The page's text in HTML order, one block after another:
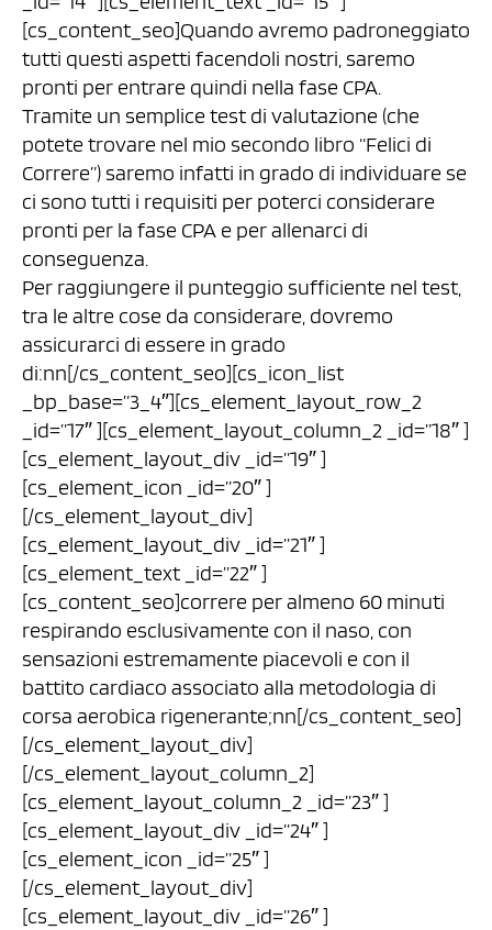
[cs_content_seo]Quando avremo padroneggiato
tutti questi aspetti facendoli nostri, saremo
pronti per entrare quindi nella fase CPA.
Tramite un semplice test di valutazione (che
potete trovare nel mio secondo libro “Felici di
Correre”) saremo infatti in grado di individuare se
ci sono tutti i requisiti per poterci considerare
pronti per la fase CPA e per allenarci di
conseguenza.
Per raggiungere il punteggio sufficiente nel test,
tra le altre cose da considerare, dovremo
assicurarci di essere in grado
di:nn[/cs_content_seo][cs_icon_list
_bp_base=”3_4″][cs_element_layout_row_2
_id=”17″ ][cs_element_layout_column_2 _id=”18″ ]
[cs_element_layout_div _id=”19″ ]
[cs_element_icon _id=”20″ ]
[/cs_element_layout_div]
[cs_element_layout_div _id=”21″ ]
[cs_element_text _id=”22″ ]
[cs_content_seo]correre per almeno 60 minuti
respirando esclusivamente con il naso, con
sensazioni estremamente piacevoli e con il
battito cardiaco associato alla metodologia di
corsa aerobica rigenerante;nn[/cs_content_seo]
[/cs_element_layout_div]
[/cs_element_layout_column_2]
[cs_element_layout_column_2 _id=”23″ ]
[cs_element_layout_div _id=”24″ ]
[cs_element_icon _id=”25″ ]
[/cs_element_layout_div]
[cs_element_layout_div _id=”26″ ]